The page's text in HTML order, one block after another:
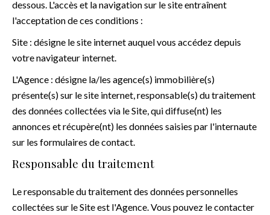
dessous. L'accès et la navigation sur le site entraînent
l'acceptation de ces conditions :
Site : désigne le site internet auquel vous accédez depuis
votre navigateur internet.
L'Agence : désigne la/les agence(s) immobilière(s)
présente(s) sur le site internet, responsable(s) du traitement
des données collectées via le Site, qui diffuse(nt) les
annonces et récupère(nt) les données saisies par l'internaute
sur les formulaires de contact.
Responsable du traitement
Le responsable du traitement des données personnelles
collectées sur le Site est l'Agence. Vous pouvez le contacter